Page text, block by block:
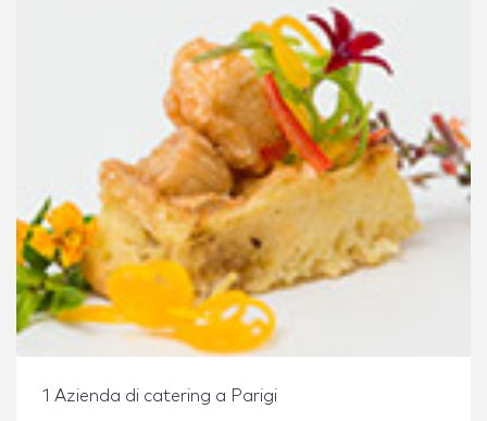
1 Azienda di catering a Parigi